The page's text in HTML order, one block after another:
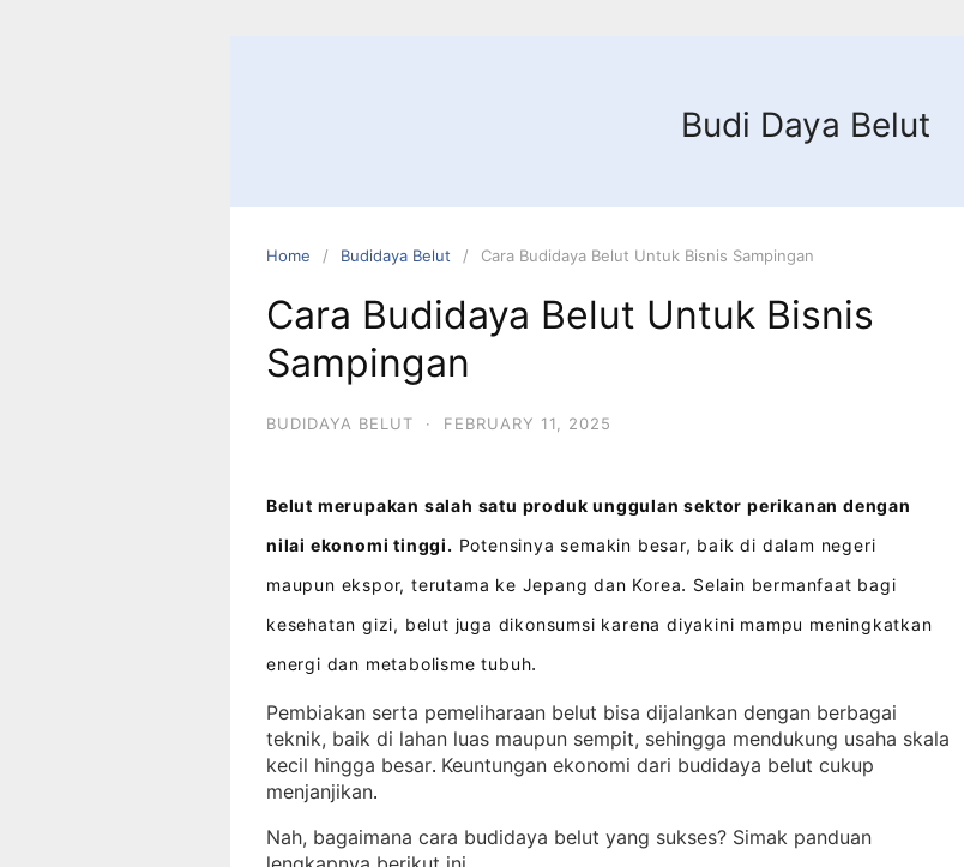
Budi Daya Belut
Home Budidaya Belut Cara Budidaya Belut Untuk Bisnis Sampingan
Cara Budidaya Belut Untuk Bisnis
Sampingan
BUDIDAYA BELUT · FEBRUARY 11, 2025
Belut merupakan salah satu produk unggulan sektor perikanan dengan
nilai ekonomi tinggi. Potensinya semakin besar, baik di dalam negeri
maupun ekspor, terutama ke Jepang dan Korea. Selain bermanfaat bagi
kesehatan gizi, belut juga dikonsumsi karena diyakini mampu meningkatkan
energi dan metabolisme tubuh.
Pembiakan serta pemeliharaan belut bisa dijalankan dengan berbagai
teknik, baik di lahan luas maupun sempit, sehingga mendukung usaha skala
kecil hingga besar. Keuntungan ekonomi dari budidaya belut cukup
menjanjikan.
Nah, bagaimana cara budidaya belut yang sukses? Simak panduan